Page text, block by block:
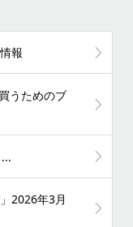
報
うためのブ
2026年3月